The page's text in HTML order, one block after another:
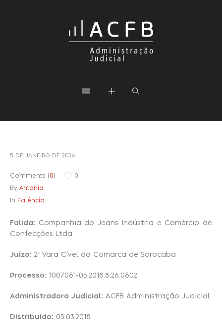
Recuperação Judicial
5 DE JANEIRO DE 2026
Comments (0) 0
By Antonia
In Falência
Falida: Companhia do Jeans Indústria e Comércio de
Confecções Ltda
Juízo: 2ª Vara Cível da Comarca de Sorocaba
Processo: 1007061-05.2018.8.26.0602
Administradora Judicial: ACFB Administração Judicial
Distribuído: 05.03.2018